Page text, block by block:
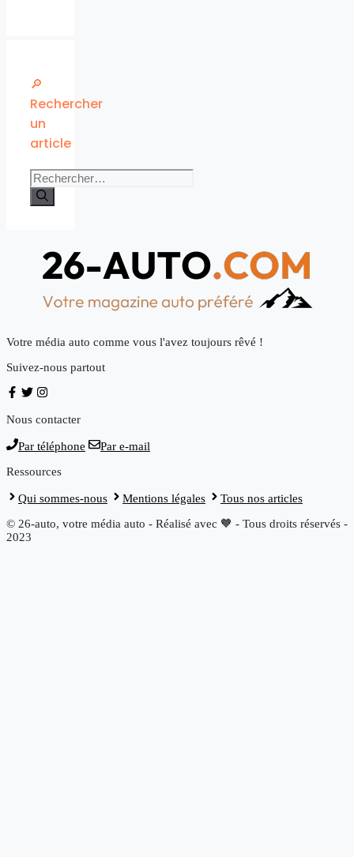
🔎
Rechercher
un
article
Rechercher :
Votre média auto comme vous l'avez toujours rêvé !
Suivez-nous partout
Nous contacter
Par téléphone
Par e-mail
Ressources
Qui sommes-nous Mentions légales
Tous nos articles
© 26-auto, votre média auto - Réalisé avec 🧡 - Tous droits réservés -
2023